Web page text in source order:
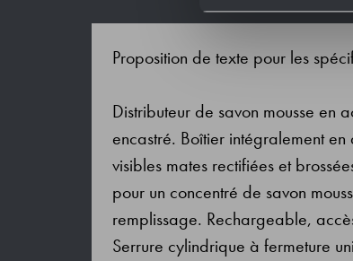
Proposition de texte pour les
Distributeur de savon mousse
encastré. Boîtier intégralement
visibles mates rectifiées et
pour un concentré de savon
remplissage. Rechargeable,
Serrure cylindrique à fermeture